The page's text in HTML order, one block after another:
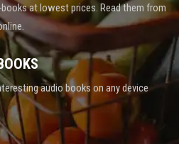
at lowest prices. Read them from
audio books on any device